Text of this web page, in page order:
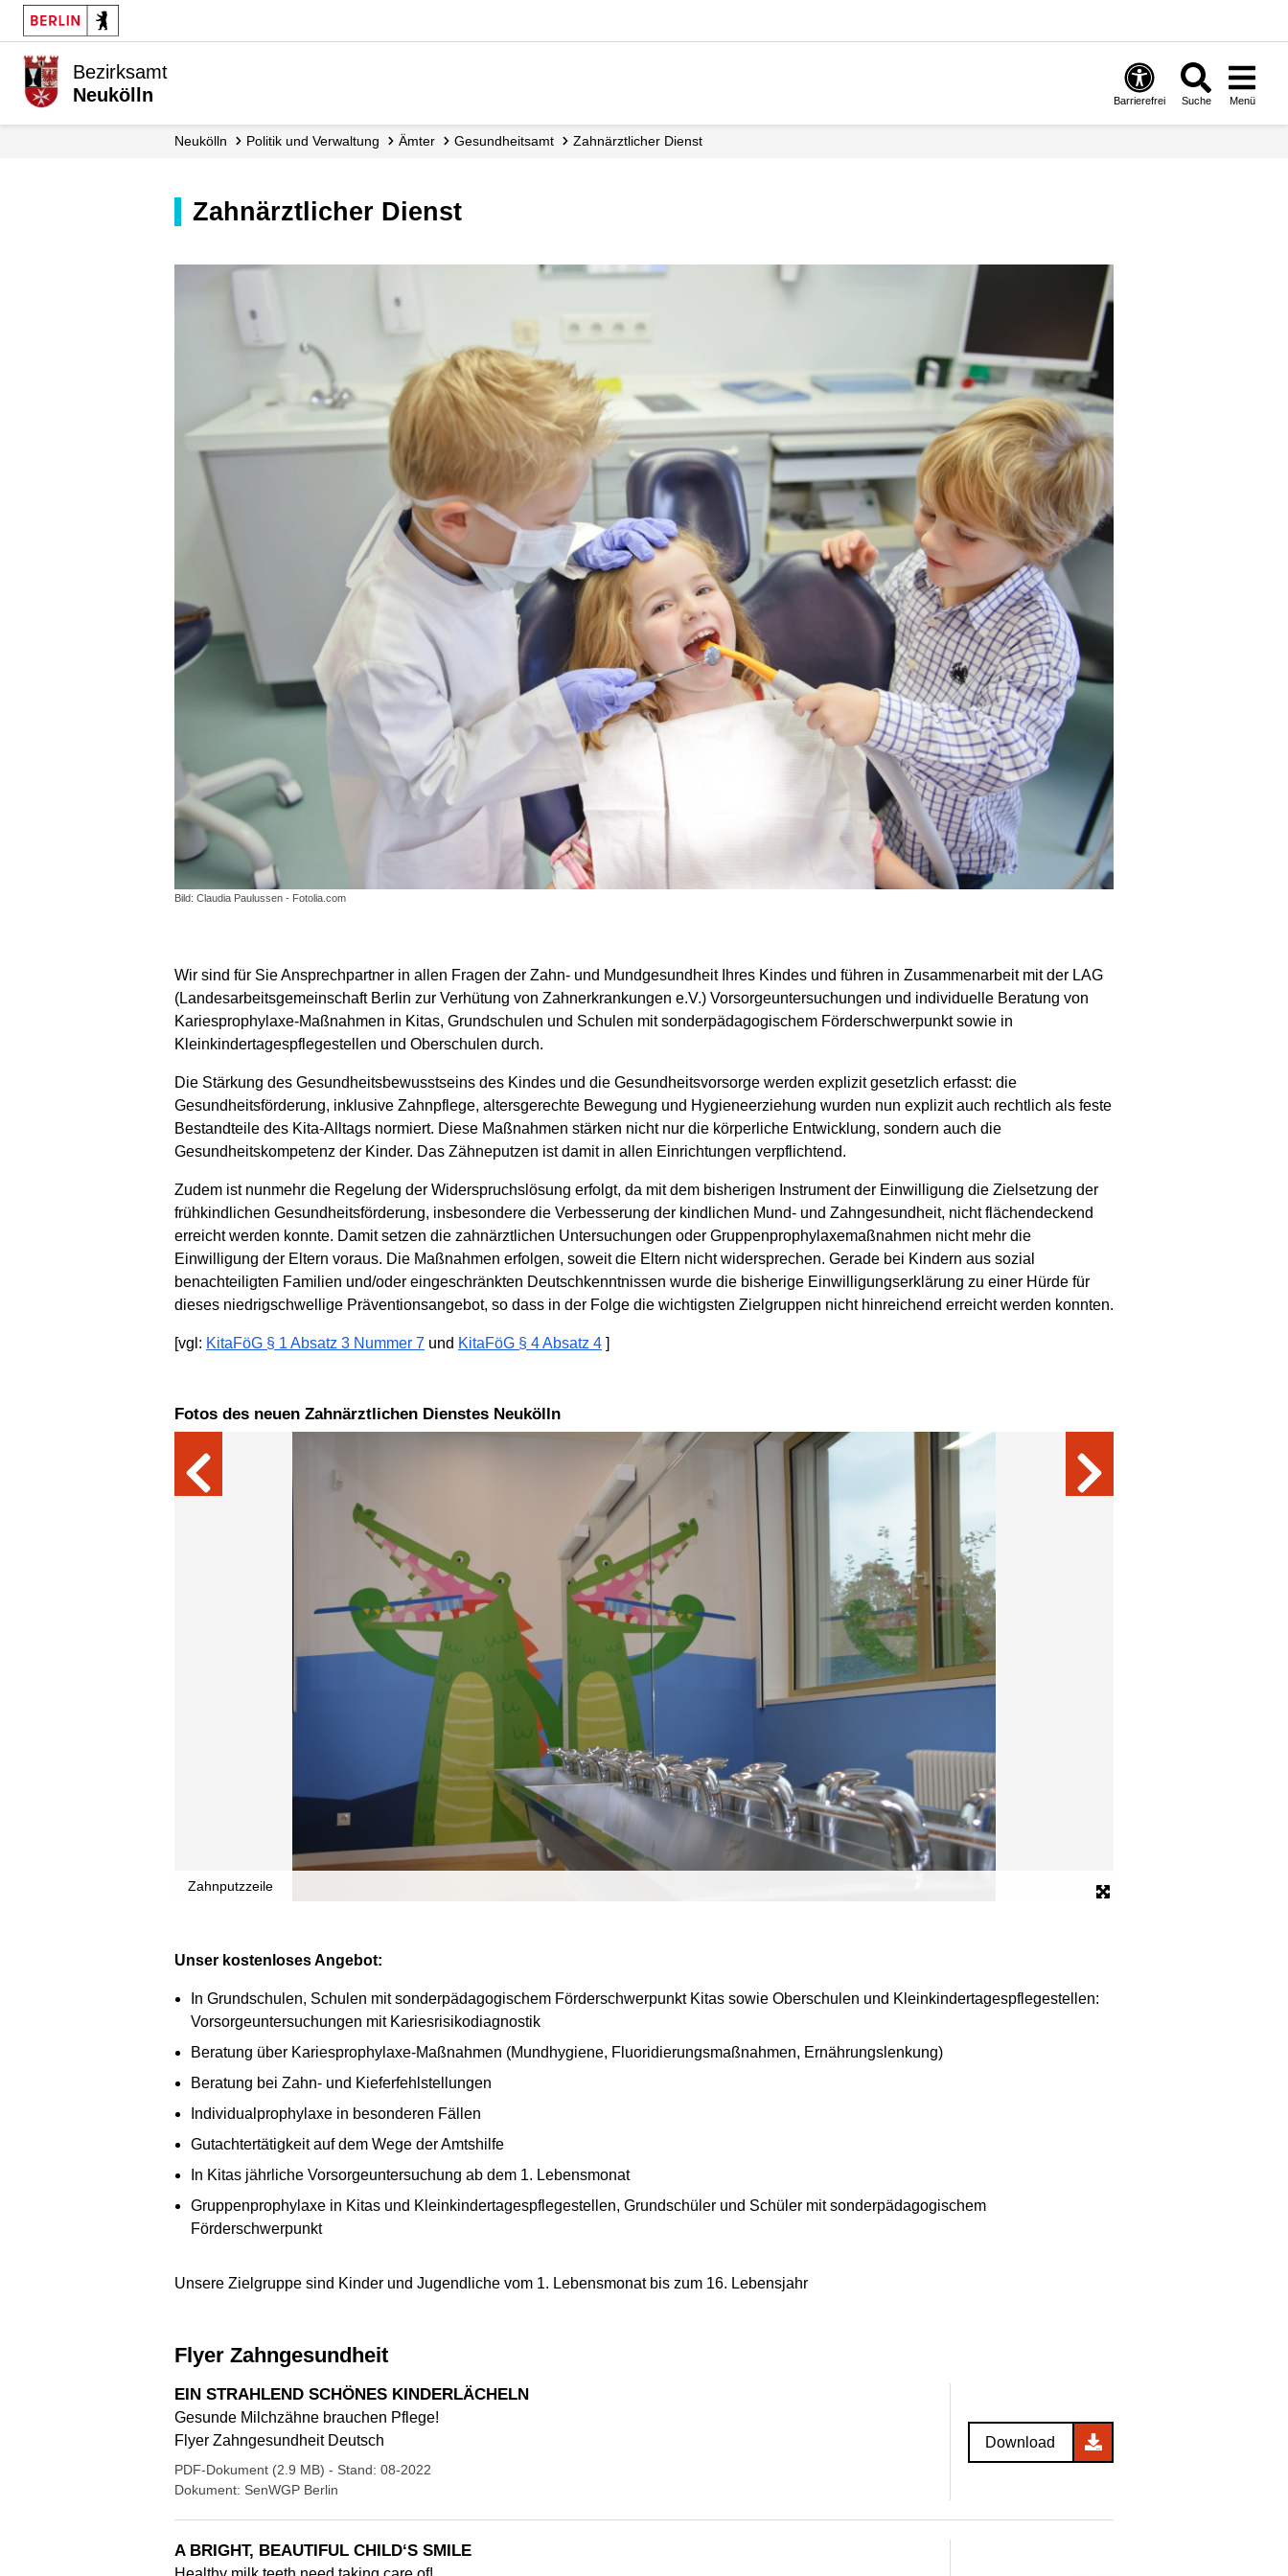
Bezirksamt
Neukölln
Barrierefrei Suche Menü
Neukölln Politik und Verwaltung Ämter Gesundheitsamt Zahnärztlicher Dienst
Zahnärztlicher Dienst
Bild: Claudia Paulussen - Fotolia.com
Wir sind für Sie Ansprechpartner in allen Fragen der Zahn- und Mundgesundheit Ihres Kindes und führen in Zusammenarbeit mit der LAG
(Landesarbeitsgemeinschaft Berlin zur Verhütung von Zahnerkrankungen e.V.) Vorsorgeuntersuchungen und individuelle Beratung von
Kariesprophylaxe-Maßnahmen in Kitas, Grundschulen und Schulen mit sonderpädagogischem Förderschwerpunkt sowie in
Kleinkindertagespflegestellen und Oberschulen durch.
Die Stärkung des Gesundheitsbewusstseins des Kindes und die Gesundheitsvorsorge werden explizit gesetzlich erfasst: die
Gesundheitsförderung, inklusive Zahnpflege, altersgerechte Bewegung und Hygieneerziehung wurden nun explizit auch rechtlich als feste
Bestandteile des Kita-Alltags normiert. Diese Maßnahmen stärken nicht nur die körperliche Entwicklung, sondern auch die
Gesundheitskompetenz der Kinder. Das Zähneputzen ist damit in allen Einrichtungen verpflichtend.
Zudem ist nunmehr die Regelung der Widerspruchslösung erfolgt, da mit dem bisherigen Instrument der Einwilligung die Zielsetzung der
frühkindlichen Gesundheitsförderung, insbesondere die Verbesserung der kindlichen Mund- und Zahngesundheit, nicht flächendeckend
erreicht werden konnte. Damit setzen die zahnärztlichen Untersuchungen oder Gruppenprophylaxemaßnahmen nicht mehr die
Einwilligung der Eltern voraus. Die Maßnahmen erfolgen, soweit die Eltern nicht widersprechen. Gerade bei Kindern aus sozial
benachteiligten Familien und/oder eingeschränkten Deutschkenntnissen wurde die bisherige Einwilligungserklärung zu einer Hürde für
dieses niedrigschwellige Präventionsangebot, so dass in der Folge die wichtigsten Zielgruppen nicht hinreichend erreicht werden konnten.
[vgl: KitaFöG § 1 Absatz 3 Nummer 7 und KitaFöG § 4 Absatz 4 ]
Fotos des neuen Zahnärztlichen Dienstes Neukölln
Zahnputzzeile
Unser kostenloses Angebot:
In Grundschulen, Schulen mit sonderpädagogischem Förderschwerpunkt Kitas sowie Oberschulen und Kleinkindertagespflegestellen:
Vorsorgeuntersuchungen mit Kariesrisikodiagnostik
Beratung über Kariesprophylaxe-Maßnahmen (Mundhygiene, Fluoridierungsmaßnahmen, Ernährungslenkung)
Beratung bei Zahn- und Kieferfehlstellungen
Individualprophylaxe in besonderen Fällen
Gutachtertätigkeit auf dem Wege der Amtshilfe
In Kitas jährliche Vorsorgeuntersuchung ab dem 1. Lebensmonat
Gruppenprophylaxe in Kitas und Kleinkindertagespflegestellen, Grundschüler und Schüler mit sonderpädagogischem
Förderschwerpunkt
Unsere Zielgruppe sind Kinder und Jugendliche vom 1. Lebensmonat bis zum 16. Lebensjahr
Flyer Zahngesundheit
EIN STRAHLEND SCHÖNES KINDERLÄCHELN
Gesunde Milchzähne brauchen Pflege!
Flyer Zahngesundheit Deutsch
PDF-Dokument (2.9 MB) - Stand: 08-2022
Dokument: SenWGP Berlin
Download
A BRIGHT, BEAUTIFUL CHILD‘S SMILE